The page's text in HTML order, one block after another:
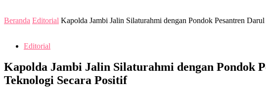
Beranda Editorial Kapolda Jambi Jalin Silaturahmi dengan Pondok Pesantren
Editorial
Kapolda Jambi Jalin Silaturahmi dengan Pondok
Teknologi Secara Positif